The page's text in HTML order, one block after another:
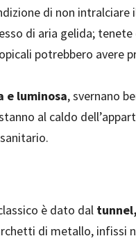
di non intralciare
di aria gelida; tenete
potrebbero avere
e luminosa, svernano
al caldo
è dato dal tunnel,
di metallo, infissi